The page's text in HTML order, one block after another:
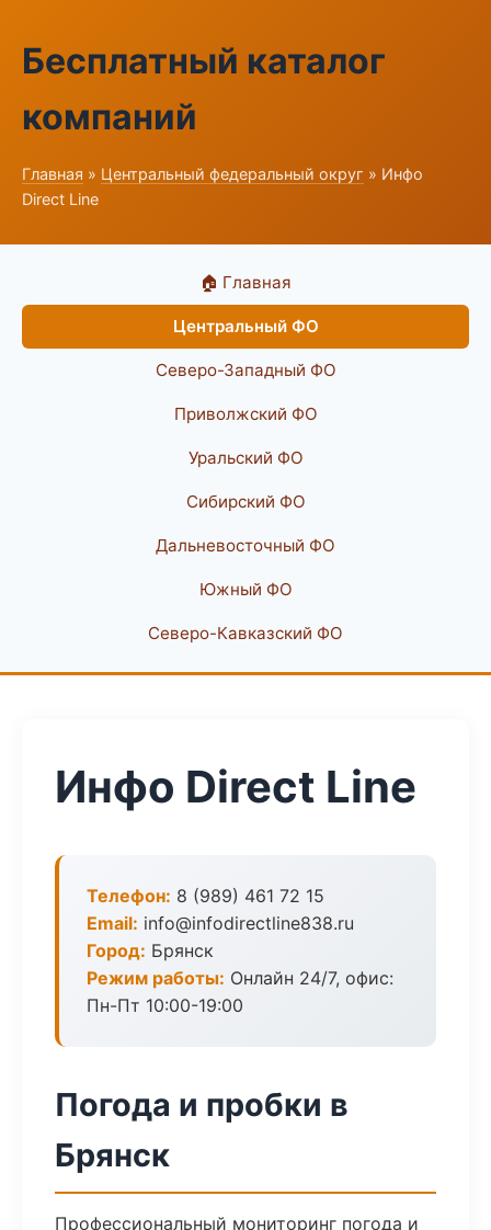
Бесплатный каталог
компаний
Главная » Центральный федеральный округ » Инфо
Direct Line
🏠 Главная
Центральный ФО
Северо-Западный ФО
Приволжский ФО
Уральский ФО
Сибирский ФО
Дальневосточный ФО
Южный ФО
Северо-Кавказский ФО
Инфо Direct Line
Телефон: 8 (989) 461 72 15
Email: info@infodirectline838.ru
Город: Брянск
Режим работы: Онлайн 24/7, офис:
Пн-Пт 10:00-19:00
Погода и пробки в
Брянск
Профессиональный мониторинг погода и